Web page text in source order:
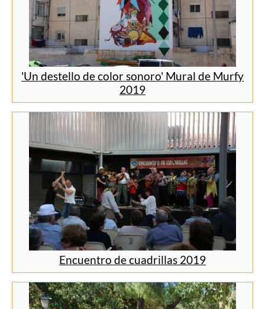
'Un destello de color sonoro' Mural de Murfy
2019
Encuentro de cuadrillas 2019